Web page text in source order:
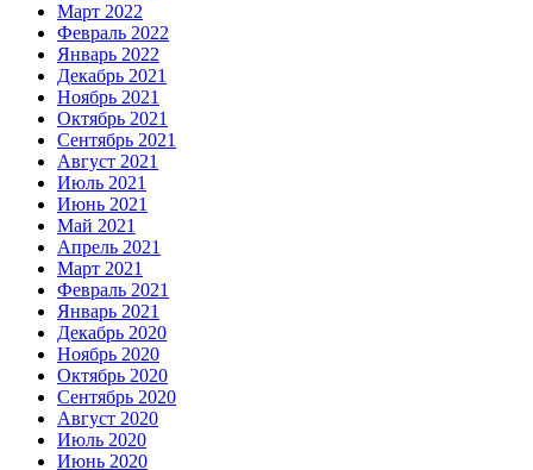
Март 2022
Февраль 2022
Январь 2022
Декабрь 2021
Ноябрь 2021
Октябрь 2021
Сентябрь 2021
Август 2021
Июль 2021
Июнь 2021
Май 2021
Апрель 2021
Март 2021
Февраль 2021
Январь 2021
Декабрь 2020
Ноябрь 2020
Октябрь 2020
Сентябрь 2020
Август 2020
Июль 2020
Июнь 2020